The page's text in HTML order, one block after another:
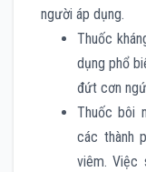
người áp dụng.
Thuốc
dụng phổ
đứt cơn
Thuốc bôi
các thành
viêm. Việc